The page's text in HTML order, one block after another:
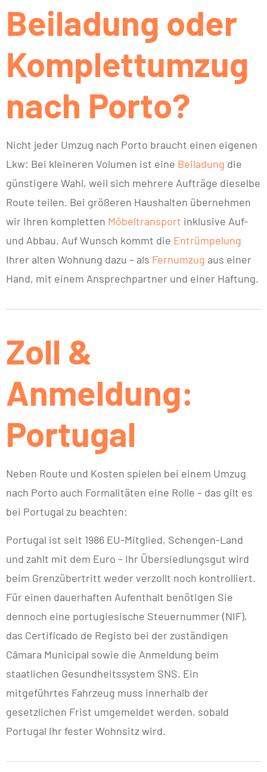
Beiladung oder
Komplettumzug
nach Porto?
Nicht jeder Umzug nach Porto braucht einen eigenen
Lkw: Bei kleineren Volumen ist eine Beiladung die
günstigere Wahl, weil sich mehrere Aufträge dieselbe
Route teilen. Bei größeren Haushalten übernehmen
wir Ihren kompletten Möbeltransport inklusive Auf-
und Abbau. Auf Wunsch kommt die Entrümpelung
Ihrer alten Wohnung dazu – als Fernumzug aus einer
Hand, mit einem Ansprechpartner und einer Haftung.
Zoll &
Anmeldung:
Portugal
Neben Route und Kosten spielen bei einem Umzug
nach Porto auch Formalitäten eine Rolle – das gilt es
bei Portugal zu beachten:
Portugal ist seit 1986 EU-Mitglied, Schengen-Land
und zahlt mit dem Euro – Ihr Übersiedlungsgut wird
beim Grenzübertritt weder verzollt noch kontrolliert.
Für einen dauerhaften Aufenthalt benötigen Sie
dennoch eine portugiesische Steuernummer (NIF),
das Certificado de Registo bei der zuständigen
Câmara Municipal sowie die Anmeldung beim
staatlichen Gesundheitssystem SNS. Ein
mitgeführtes Fahrzeug muss innerhalb der
gesetzlichen Frist umgemeldet werden, sobald
Portugal Ihr fester Wohnsitz wird.